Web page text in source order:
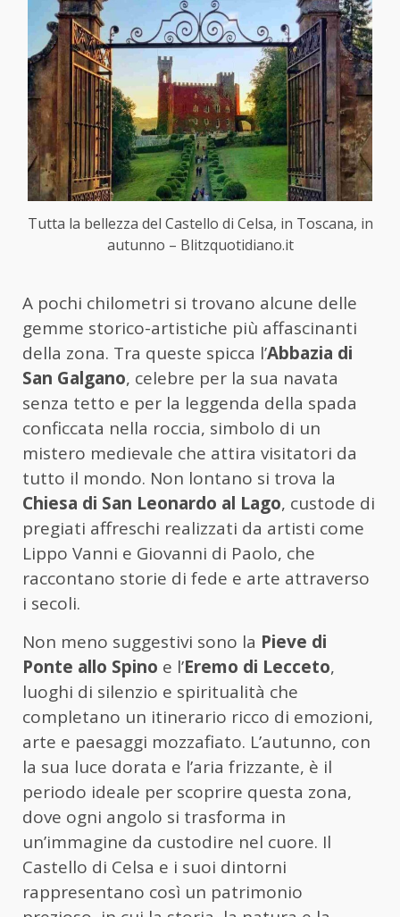
Tutta la bellezza del Castello di Celsa, in Toscana, in
autunno – Blitzquotidiano.it
A pochi chilometri si trovano alcune delle
gemme storico-artistiche più affascinanti
della zona. Tra queste spicca l’Abbazia di
San Galgano, celebre per la sua navata
senza tetto e per la leggenda della spada
conficcata nella roccia, simbolo di un
mistero medievale che attira visitatori da
tutto il mondo. Non lontano si trova la
Chiesa di San Leonardo al Lago, custode di
pregiati affreschi realizzati da artisti come
Lippo Vanni e Giovanni di Paolo, che
raccontano storie di fede e arte attraverso
i secoli.
Non meno suggestivi sono la Pieve di
Ponte allo Spino e l’Eremo di Lecceto,
luoghi di silenzio e spiritualità che
completano un itinerario ricco di emozioni,
arte e paesaggi mozzafiato. L’autunno, con
la sua luce dorata e l’aria frizzante, è il
periodo ideale per scoprire questa zona,
dove ogni angolo si trasforma in
un’immagine da custodire nel cuore. Il
Castello di Celsa e i suoi dintorni
rappresentano così un patrimonio